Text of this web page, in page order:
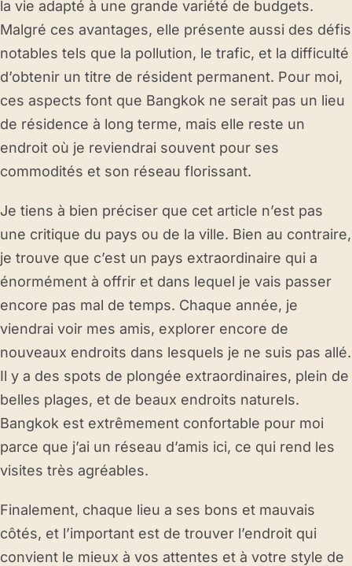
la vie adapté à une grande variété de budgets.
Malgré ces avantages, elle présente aussi des défis
notables tels que la pollution, le trafic, et la difficulté
d’obtenir un titre de résident permanent. Pour moi,
ces aspects font que Bangkok ne serait pas un lieu
de résidence à long terme, mais elle reste un
endroit où je reviendrai souvent pour ses
commodités et son réseau florissant.
Je tiens à bien préciser que cet article n’est pas
une critique du pays ou de la ville. Bien au contraire,
je trouve que c’est un pays extraordinaire qui a
énormément à offrir et dans lequel je vais passer
encore pas mal de temps. Chaque année, je
viendrai voir mes amis, explorer encore de
nouveaux endroits dans lesquels je ne suis pas allé.
Il y a des spots de plongée extraordinaires, plein de
belles plages, et de beaux endroits naturels.
Bangkok est extrêmement confortable pour moi
parce que j’ai un réseau d’amis ici, ce qui rend les
visites très agréables.
Finalement, chaque lieu a ses bons et mauvais
côtés, et l’important est de trouver l’endroit qui
convient le mieux à vos attentes et à votre style de